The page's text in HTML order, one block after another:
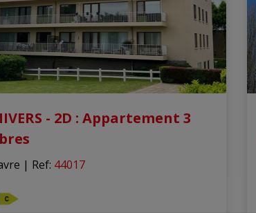
- 2D : Appartement 3
| Ref: 44017